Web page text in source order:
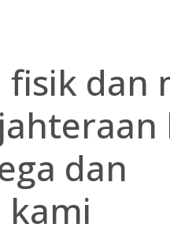
fisik dan
dan
kami